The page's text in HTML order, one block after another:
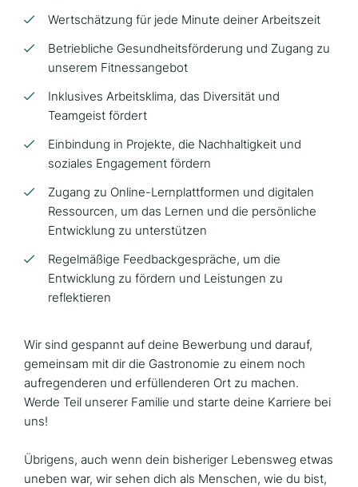
Wertschätzung für jede Minute deiner Arbeitszeit
Betriebliche Gesundheitsförderung und Zugang zu
unserem Fitnessangebot
Inklusives Arbeitsklima, das Diversität und
Teamgeist fördert
Einbindung in Projekte, die Nachhaltigkeit und
soziales Engagement fördern
Zugang zu Online-Lernplattformen und digitalen
Ressourcen, um das Lernen und die persönliche
Entwicklung zu unterstützen
Regelmäßige Feedbackgespräche, um die
Entwicklung zu fördern und Leistungen zu
reflektieren
Wir sind gespannt auf deine Bewerbung und darauf,
gemeinsam mit dir die Gastronomie zu einem noch
aufregenderen und erfüllenderen Ort zu machen.
Werde Teil unserer Familie und starte deine Karriere bei
uns!
Übrigens, auch wenn dein bisheriger Lebensweg etwas
uneben war, wir sehen dich als Menschen, wie du bist,